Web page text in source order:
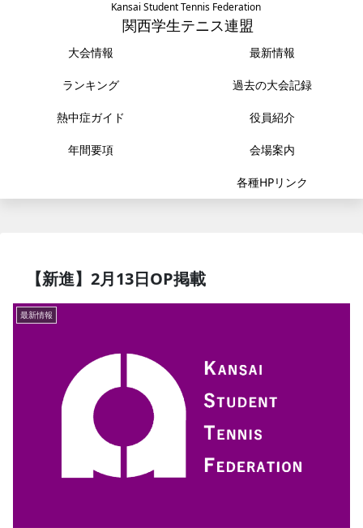
Kansai Student Tennis Federation
関西学生テニス連盟
大会情報 最新情報
ランキング 過去の大会記録
熱中症ガイド 役員紹介
年間要項 会場案内
各種HPリンク
【新進】2月13日OP掲載
最新情報